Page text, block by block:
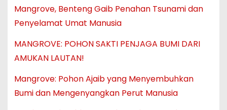
Mangrove, Benteng Gaib Penahan Tsunami dan
Penyelamat Umat Manusia
MANGROVE: POHON SAKTI PENJAGA BUMI DARI
AMUKAN LAUTAN!
Mangrove: Pohon Ajaib yang Menyembuhkan
Bumi dan Mengenyangkan Perut Manusia